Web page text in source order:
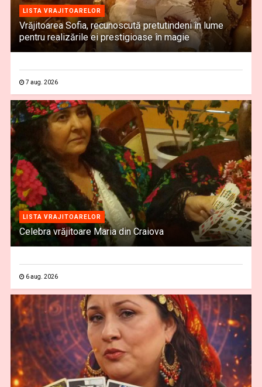
LISTA VRAJITOARELOR
Vrăjitoarea Sofia, recunoscută pretutindeni în lume
pentru realizările ei prestigioase în magie
7 aug. 2026
LISTA VRAJITOARELOR
Celebra vrăjitoare Maria din Craiova
6 aug. 2026